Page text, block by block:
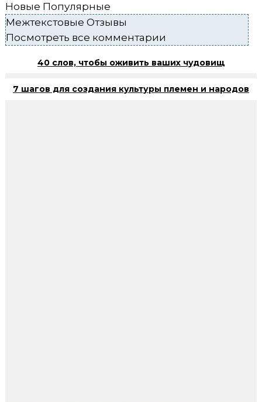
Новые Популярные
Межтекстовые Отзывы
Посмотреть все комментарии
40 слов, чтобы оживить ваших чудовищ
7 шагов для создания культуры племен и народов